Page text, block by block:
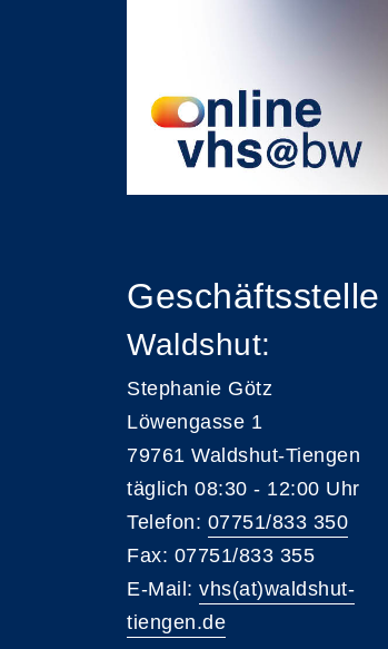
Geschäftsstelle
Waldshut:
Stephanie Götz
Löwengasse 1
79761 Waldshut-Tiengen
täglich 08:30 - 12:00 Uhr
Telefon: 07751/833 350
Fax: 07751/833 355
E-Mail: vhs(at)waldshut-
tiengen.de